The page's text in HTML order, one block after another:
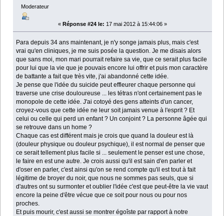
Moderateur
« Réponse #24 le: 17 mai 2012 à 15:44:06 »
Para depuis 34 ans maintenant, je n'y songe jamais plus, mais c'est
vrai qu'en cliniques, je me suis posée la question. Je me disais alors
que sans moi, mon mari pourrait refaire sa vie, que ce serait plus facile
pour lui que la vie que je pouvais encore lui offrir et puis mon caractère
de battante a fait que très vite, j'ai abandonné cette idée.
Je pense que l'idée du suicide peut effleurer chaque personne qui
traverse une crise douloureuse ... les tétras n'ont certainement pas le
monopole de cette idée. J'ai cotoyé des gens atteints d'un cancer,
croyez-vous que cette idée ne leur soit jamais venue à l'esprit ? Et
celui ou celle qui perd un enfant ? Un conjoint ? La personne âgée qui
se retrouve dans un home ?
Chaque cas est différent mais je crois que quand la douleur est là
(douleur physique ou douleur psychique), il est normal de penser que
ce serait tellement plus facile si ... seulement le penser est une chose,
le faire en est une autre. Je crois aussi qu'il est sain d'en parler et
d'oser en parler, c'est ainsi qu'on se rend compte qu'il est tout à fait
légitime de broyer du noir, que nous ne sommes pas seuls, que si
d'autres ont su surmonter et oublier l'idée c'est que peut-être la vie vaut
encore la peine d'être vécue que ce soit pour nous ou pour nos
proches.
Et puis mourir, c'est aussi se montrer égoîste par rapport à notre